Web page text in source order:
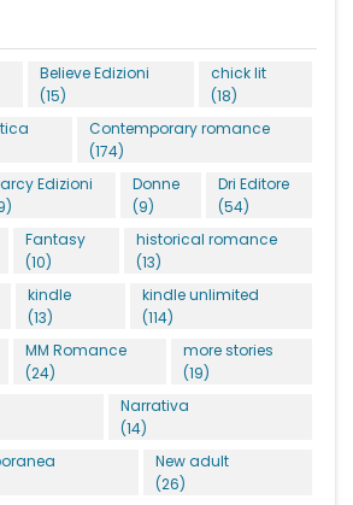
Believe Edizioni
(15)
chick lit
(18)
Contemporary romance
(174)
Edizioni
Donne
(9)
Dri Editore
(54)
Fantasy
(10)
historical romance
(13)
kindle
(13)
kindle unlimited
(114)
MM Romance
(24)
more stories
(19)
Narrativa
(14)
New adult
(26)